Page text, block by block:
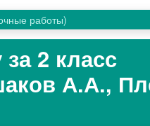
работы)
2 класс
А.А.,